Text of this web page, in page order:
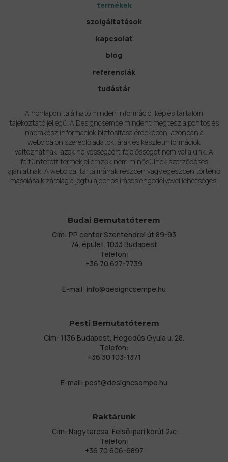
termékek
szolgáltatások
kapcsolat
blog
referenciák
tudástár
A honlapon található minden információ, kép és tartalom
tájékoztató jellegű. A Designcsempe mindent megtesz a pontos és
naprakész információk biztosítása érdekében, azonban a
weboldalon szereplő adatok, árak és készletinformációk
változhatnak, azok helyességéért felelősséget nem vállalunk. A
feltüntetett termékjellemzők nem minősülnek szerződéses
ajánlatnak. A weboldal tartalmának részben vagy egészben történő
másolása kizárólag a jogtulajdonos írásos engedélyével lehetséges.
Budai Bemutatóterem
Cím: PP center Szentendrei út 89-93
74. épület. 1033 Budapest
Telefon:
+36 70 627-7739
E-mail: info@designcsempe.hu
Pesti Bemutatóterem
Cím: 1136 Budapest, Hegedűs Gyula u. 28.
Telefon:
+36 30 103-1371
E-mail: pest@designcsempe.hu
Raktárunk
Cím: Nagytarcsa, Felső ipari körút 2/c
Telefon:
+36 70 606-6897